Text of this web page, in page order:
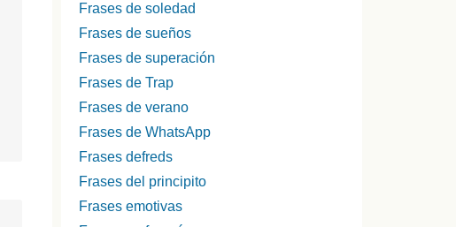
Frases de soledad
Frases de sueños
Frases de superación
Frases de Trap
Frases de verano
Frases de WhatsApp
Frases defreds
Frases del principito
Frases emotivas